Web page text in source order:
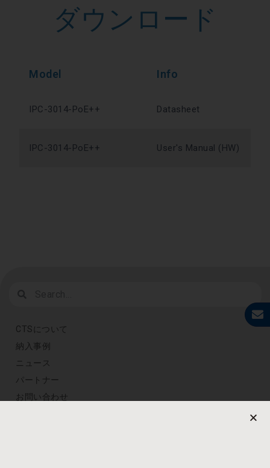
ダウンロード
Model Info
IPC-3014-PoE++ Datasheet
IPC-3014-PoE++ User's Manual (HW)
CTSについて
納入事例
ニュース
パートナー
お問い合わせ